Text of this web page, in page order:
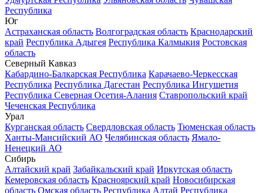
Республика
Юг
Астраханская область Волгоградская область Краснодарский
край Республика Адыгея Республика Калмыкия Ростовская
область
Северный Кавказ
Кабардино-Балкарская Республика Карачаево-Черкесская
Республика Республика Дагестан Республика Ингушетия
Республика Северная Осетия-Алания Ставропольский край
Чеченская Республика
Урал
Курганская область Свердловская область Тюменская область
Ханты-Мансийский АО Челябинская область Ямало-
Ненецкий АО
Сибирь
Алтайский край Забайкальский край Иркутская область
Кемеровская область Красноярский край Новосибирская
область Омская область Республика Алтай Республика